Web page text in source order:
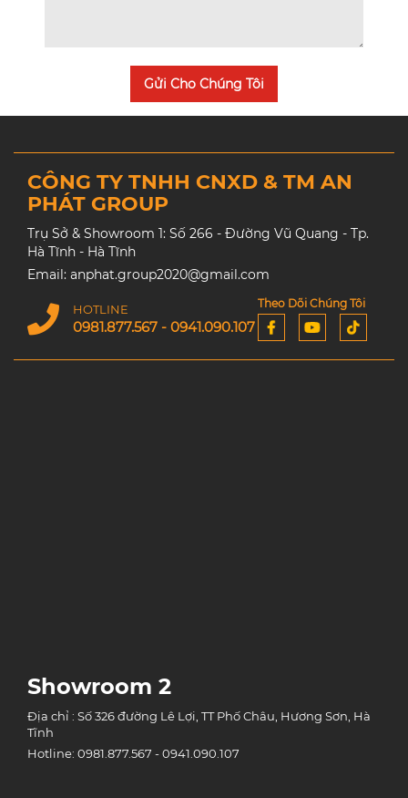
Gửi Cho Chúng Tôi
CÔNG TY TNHH CNXD & TM AN
PHÁT GROUP
Trụ Sở & Showroom 1: Số 266 - Đường Vũ Quang - Tp.
Hà Tĩnh - Hà Tĩnh
Email: anphat.group2020@gmail.com
HOTLINE
0981.877.567 - 0941.090.107
Theo Dõi Chúng Tôi
Showroom 2
Địa chỉ : Số 326 đường Lê Lợi, TT Phố Châu, Hương Sơn, Hà
Tĩnh
Hotline: 0981.877.567 - 0941.090.107